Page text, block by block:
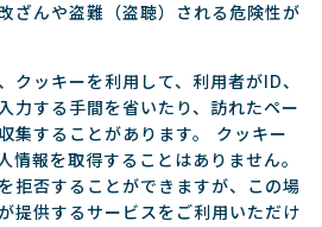
ざんや盗難（盗聴）される危険性が
クッキーを利用して、利用者がID、
力する手間を省いたり、訪れたペー
集することがあります。 クッキー
情報を取得することはありません。
拒否することができますが、この場
提供するサービスをご利用いただけ